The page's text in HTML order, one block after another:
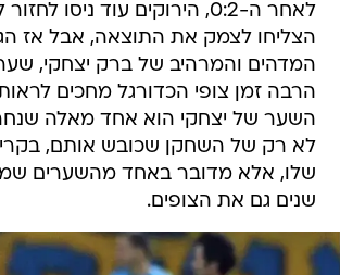
לאחר ה-0:2, הירוקים עוד ניסו
הצליחו לצמק את התוצאה, אבל אז
המדהים והמרהיב של ברק יצחקי,
הרבה זמן צופי הכדורגל מחכים
השער של יצחקי הוא אחד מאלה
לא רק של השחקן שכובש אותם,
שלו, אלא מדובר באחד מהשערים
שנים גם את הצופים.